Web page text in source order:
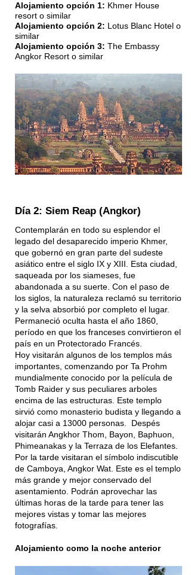
Alojamiento opción 1: Khmer House
resort o similar
Alojamiento opción 2: Lotus Blanc Hotel o
similar
Alojamiento opción 3: The Embassy
Angkor Resort o similar
Día 2: Siem Reap (Angkor)
Contemplarán en todo su esplendor el
legado del desaparecido imperio Khmer,
que gobernó en gran parte del sudeste
asiático entre el siglo IX y XIII. Esta ciudad,
saqueada por los siameses, fue
abandonada a su suerte. Con el paso de
los siglos, la naturaleza reclamó su territorio
y la selva absorbió por completo el lugar.
Permaneció oculta hasta el año 1860,
período en que los franceses convirtieron el
país en un Protectorado Francés.
Hoy visitarán algunos de los templos más
importantes, comenzando por Ta Prohm
mundialmente conocido por la película de
Tomb Raider y sus peculiares arboles
encima de las estructuras. Este templo
sirvió como monasterio budista y llegando a
alojar casi a 13000 personas. Despés
visitarán Angkhor Thom, Bayon, Baphuon,
Phimeanakas y la Terraza de los Elefantes.
Por la tarde visitaran el símbolo indiscutible
de Camboya, Angkor Wat. Este es el templo
más grande y mejor conservado del
asentamiento. Podrán aprovechar las
últimas horas de la tarde para tener las
mejores vistas y tomar las mejores
fotografías.
Alojamiento como la noche anterior